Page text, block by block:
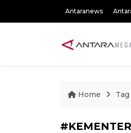
Antaranews
Home Tag